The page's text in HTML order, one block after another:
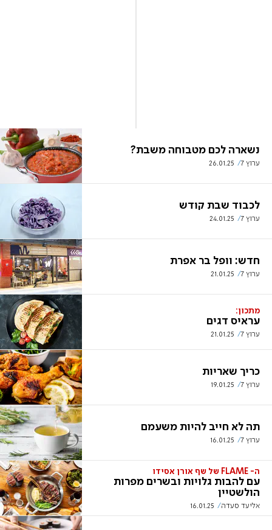
נשארה לכם מטבוחה משבת?
ערוץ 7 26.01.25
לכבוד שבת קודש
ערוץ 7 24.01.25
חדש: וופל בר אפרת
ערוץ 7 21.01.25
מתכון:
עראיס דגים
ערוץ 7 21.01.25
כריך שאריות
ערוץ 7 19.01.25
תה לא חייב להיות משעמם
ערוץ 7 16.01.25
ה- FLAME של שף אורן אסידו
עם להבות גלויות ובשרים מפרות
הולשטיין
אליעד סעדה 16.01.25